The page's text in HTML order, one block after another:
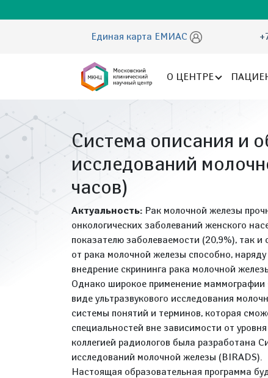
Единая карта ЕМИАС
О ЦЕНТРЕ
Система описания и
исследований
часов)
Актуальность: Рак молочной железы
онкологических заболеваний женского
показателю заболеваемости (20,9%), так
от рака молочной железы способно,
внедрение скрининга рака молочной
Однако широкое применение маммографии
виде ультразвукового исследования
системы понятий и терминов, которая
специальностей вне зависимости от
коллегией радиологов была разработана
исследований молочной железы (BIRADS).
Настоящая образовательная программа